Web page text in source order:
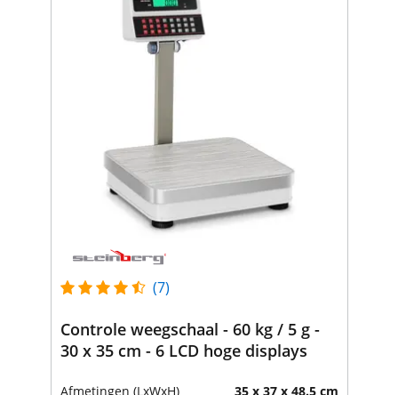
(7)
Controle weegschaal - 60 kg / 5 g -
30 x 35 cm - 6 LCD hoge displays
Afmetingen (LxWxH) 35 x 37 x 48.5 cm